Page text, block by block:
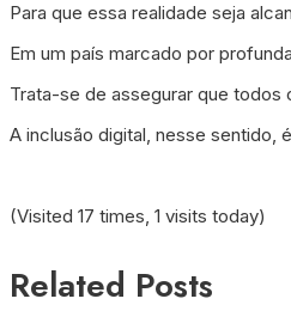
Para que essa realidade seja
Em um país marcado por
Trata-se de assegurar que
A inclusão digital, nesse sentido,
(Visited 17 times, 1 visits today)
Related Posts